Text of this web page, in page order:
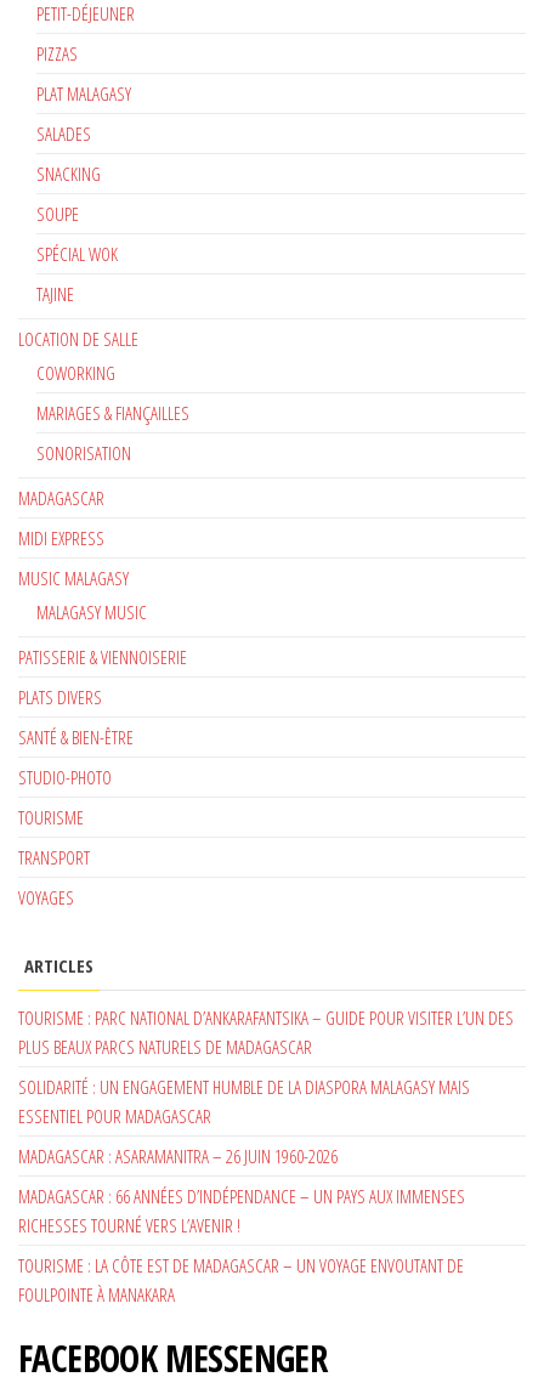
PETIT-DÉJEUNER
PIZZAS
PLAT MALAGASY
SALADES
SNACKING
SOUPE
SPÉCIAL WOK
TAJINE
LOCATION DE SALLE
COWORKING
MARIAGES & FIANÇAILLES
SONORISATION
MADAGASCAR
MIDI EXPRESS
MUSIC MALAGASY
MALAGASY MUSIC
PATISSERIE & VIENNOISERIE
PLATS DIVERS
SANTÉ & BIEN-ÊTRE
STUDIO-PHOTO
TOURISME
TRANSPORT
VOYAGES
ARTICLES
TOURISME : PARC NATIONAL D’ANKARAFANTSIKA – GUIDE POUR VISITER L’UN DES
PLUS BEAUX PARCS NATURELS DE MADAGASCAR
SOLIDARITÉ : UN ENGAGEMENT HUMBLE DE LA DIASPORA MALAGASY MAIS
ESSENTIEL POUR MADAGASCAR
MADAGASCAR : ASARAMANITRA – 26 JUIN 1960-2026
MADAGASCAR : 66 ANNÉES D’INDÉPENDANCE – UN PAYS AUX IMMENSES
RICHESSES TOURNÉ VERS L’AVENIR !
TOURISME : LA CÔTE EST DE MADAGASCAR – UN VOYAGE ENVOUTANT DE
FOULPOINTE À MANAKARA
FACEBOOK MESSENGER